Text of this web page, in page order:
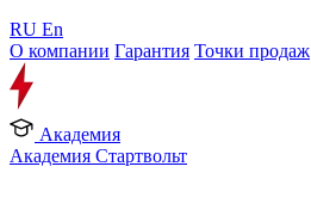
RU En
О компании Гарантия Точки продаж
Академия
Академия Стартвольт